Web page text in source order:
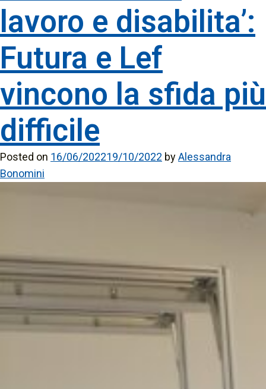
lavoro e disabilita’:
Futura e Lef
vincono la sfida più
difficile
Posted on 16/06/202219/10/2022 byAlessandra
Bonomini